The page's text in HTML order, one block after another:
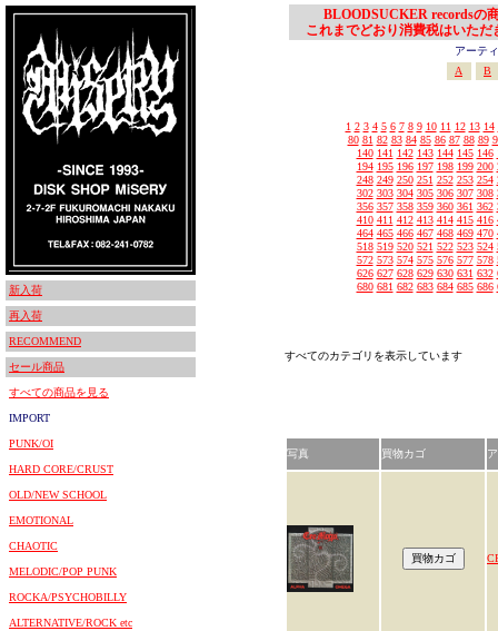
新入荷
再入荷
RECOMMEND
セール商品
すべての商品を見る
IMPORT
PUNK/OI
HARD CORE/CRUST
OLD/NEW SCHOOL
EMOTIONAL
CHAOTIC
MELODIC/POP PUNK
ROCKA/PSYCHOBILLY
ALTERNATIVE/ROCK etc
BLOODSUCKER recordsの
これまでどおり消費税はいただ
アーテ
A
B
1 2 3 4 5 6 7 8 9 10 11 12 13 14
80 81 82 83 84 85 86 87 88 89
140 141 142 143 144 145 146
194 195 196 197 198 199 200
248 249 250 251 252 253 254
302 303 304 305 306 307 308
356 357 358 359 360 361 362
410 411 412 413 414 415 416
464 465 466 467 468 469 470
518 519 520 521 522 523 524
572 573 574 575 576 577 578
626 627 628 629 630 631 632
680 681 682 683 684 685 686
すべてのカテゴリを表示しています
写真 買物カゴ